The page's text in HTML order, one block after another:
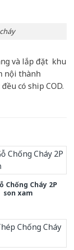
và lắp đặt khu
nội thành
có ship COD.
Chống Cháy 2P
son xam